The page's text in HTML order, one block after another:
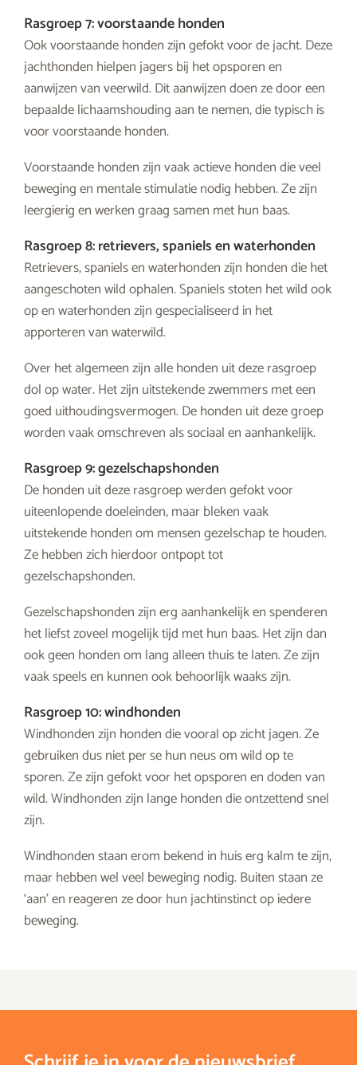
Rasgroep 7: voorstaande honden
Ook voorstaande honden zijn gefokt voor de jacht. Deze
jachthonden hielpen jagers bij het opsporen en
aanwijzen van veerwild. Dit aanwijzen doen ze door een
bepaalde lichaamshouding aan te nemen, die typisch is
voor voorstaande honden.
Voorstaande honden zijn vaak actieve honden die veel
beweging en mentale stimulatie nodig hebben. Ze zijn
leergierig en werken graag samen met hun baas.
Rasgroep 8: retrievers, spaniels en waterhonden
Retrievers, spaniels en waterhonden zijn honden die het
aangeschoten wild ophalen. Spaniels stoten het wild ook
op en waterhonden zijn gespecialiseerd in het
apporteren van waterwild.
Over het algemeen zijn alle honden uit deze rasgroep
dol op water. Het zijn uitstekende zwemmers met een
goed uithoudingsvermogen. De honden uit deze groep
worden vaak omschreven als sociaal en aanhankelijk.
Rasgroep 9: gezelschapshonden
De honden uit deze rasgroep werden gefokt voor
uiteenlopende doeleinden, maar bleken vaak
uitstekende honden om mensen gezelschap te houden.
Ze hebben zich hierdoor ontpopt tot
gezelschapshonden.
Gezelschapshonden zijn erg aanhankelijk en spenderen
het liefst zoveel mogelijk tijd met hun baas. Het zijn dan
ook geen honden om lang alleen thuis te laten. Ze zijn
vaak speels en kunnen ook behoorlijk waaks zijn.
Rasgroep 10: windhonden
Windhonden zijn honden die vooral op zicht jagen. Ze
gebruiken dus niet per se hun neus om wild op te
sporen. Ze zijn gefokt voor het opsporen en doden van
wild. Windhonden zijn lange honden die ontzettend snel
zijn.
Windhonden staan erom bekend in huis erg kalm te zijn,
maar hebben wel veel beweging nodig. Buiten staan ze
‘aan’ en reageren ze door hun jachtinstinct op iedere
beweging.